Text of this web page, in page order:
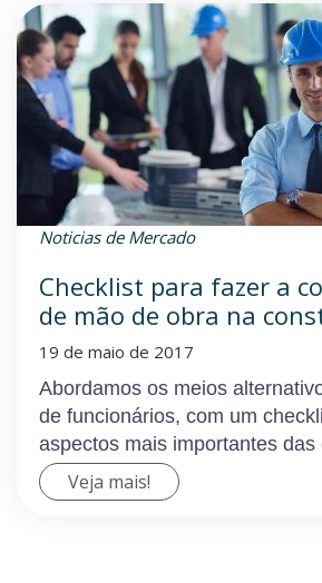
Noticias de Mercado
Checklist para fazer a
de mão de obra na
19 de maio de 2017
Abordamos os meios
de funcionários, com um
aspectos mais importantes das
Veja mais!